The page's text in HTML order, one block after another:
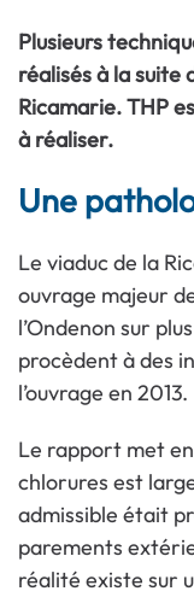
Plusieurs
réalisés à la suite
Ricamarie. THP
à réaliser.
Une
Le viaduc de la
ouvrage majeur
l’Ondenon sur
procèdent à des
l’ouvrage en 2013.
Le rapport met
chlorures est
admissible était
parements
réalité existe sur